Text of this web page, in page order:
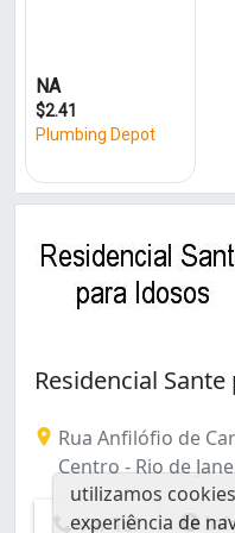
Centro (1)
Freguesia
Grajaú (2)
Guaratiba (3)
Itanhangá (1)
Jacarepaguá (2)
Laranjeiras (1)
Méier (2)
Pechincha (1)
Penha Circular (1)
Praça Seca (2)
Quintino Bocaiúva
Residencial
Rua Anfilófio de
Centro - Rio de
Ver Tel
utilizamos
experiência de